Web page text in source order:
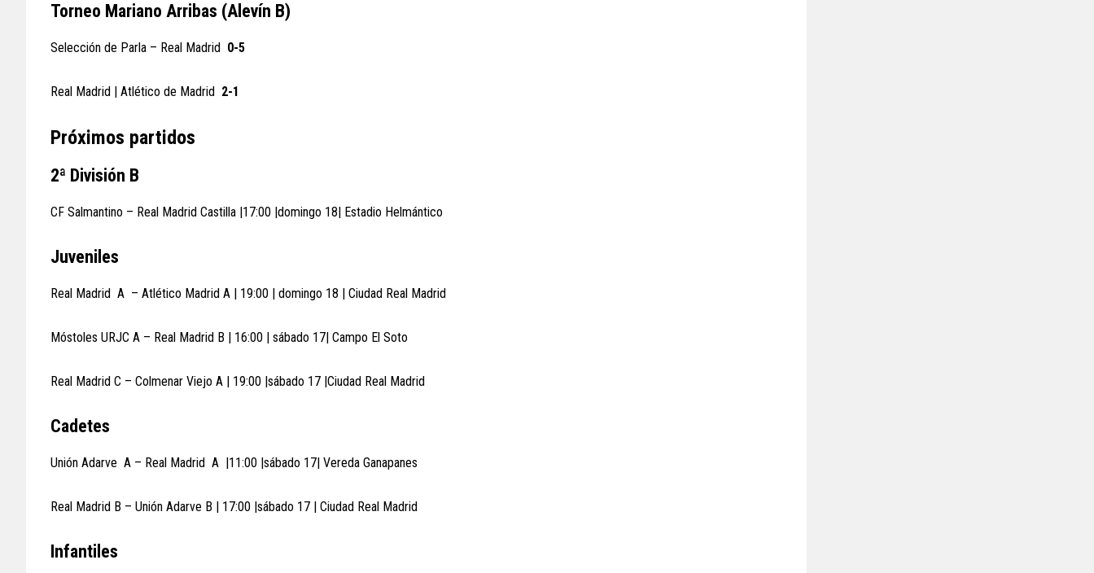
Torneo Mariano Arribas (Alevín B)
Selección de Parla – Real Madrid 0-5
Real Madrid | Atlético de Madrid 2-1
Próximos partidos
2ª División B
CF Salmantino – Real Madrid Castilla |17:00 |domingo 18| Estadio Helmántico
Juveniles
Real Madrid A – Atlético Madrid A | 19:00 | domingo 18 | Ciudad Real Madrid
Móstoles URJC A – Real Madrid B | 16:00 | sábado 17| Campo El Soto
Real Madrid C – Colmenar Viejo A | 19:00 |sábado 17 |Ciudad Real Madrid
Cadetes
Unión Adarve A – Real Madrid A |11:00 |sábado 17| Vereda Ganapanes
Real Madrid B – Unión Adarve B | 17:00 |sábado 17 | Ciudad Real Madrid
Infantiles